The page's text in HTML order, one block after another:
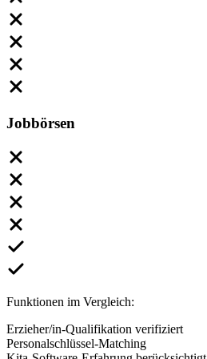
Jobbörsen
Funktionen im Vergleich:
Erzieher/in-Qualifikation verifiziert
Personalschlüssel-Matching